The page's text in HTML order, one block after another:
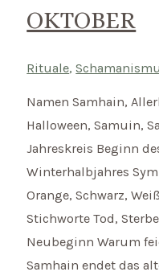
OKTOBER
Rituale,
Namen Samhain,
Halloween, Samuin,
Jahreskreis Beginn
Winterhalbjahres
Orange, Schwarz,
Stichworte Tod,
Neubeginn Warum
Samhain endet das